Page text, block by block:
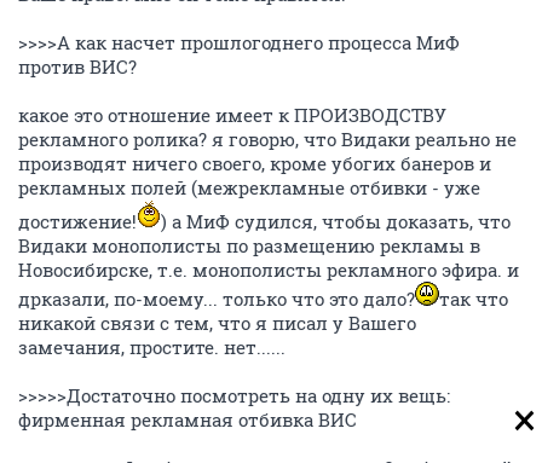
>>>>А как насчет прошлогоднего процесса МиФ
против ВИС?
какое это отношение имеет к ПРОИЗВОДСТВУ
рекламного ролика? я говорю, что Видаки реально не
производят ничего своего, кроме убогих банеров и
рекламных полей (межрекламные отбивки - уже
достижение!
) а МиФ судился, чтобы доказать, что
Видаки монополисты по размещению рекламы в
Новосибирске, т.е. монополисты рекламного эфира. и
дрказали, по-моему... только что это дало?
так что
никакой связи с тем, что я писал у Вашего
замечания, простите. нет......
>>>>>Достаточно посмотреть на одну их вещь:
фирменная рекламная отбивка ВИС